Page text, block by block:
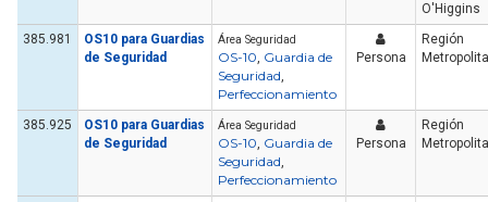
O'Higgins
385.981
OS10 para Guardias
de Seguridad
Área Seguridad
OS-10, Guardia de
Seguridad,
Perfeccionamiento
Persona
Región
385.925
OS10 para Guardias
de Seguridad
Área Seguridad
OS-10, Guardia de
Seguridad,
Perfeccionamiento
Persona
Región